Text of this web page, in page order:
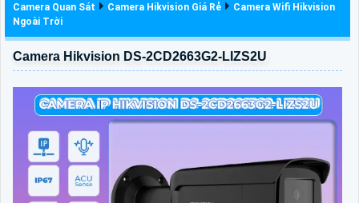
Camera Quan Sát Camera Hikvision Giá Rẻ
Camera Wifi Hikvision
Ngoài Trời
Camera Hikvision DS-2CD2663G2-LIZS2U